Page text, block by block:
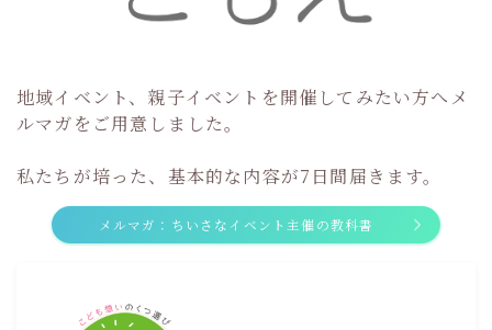
地域イベント、親子イベントを開催してみたい方へメ
ルマガをご用意しました。
私たちが培った、基本的な内容が7日間届きます。
メルマガ：ちいさなイベント主催の教科書